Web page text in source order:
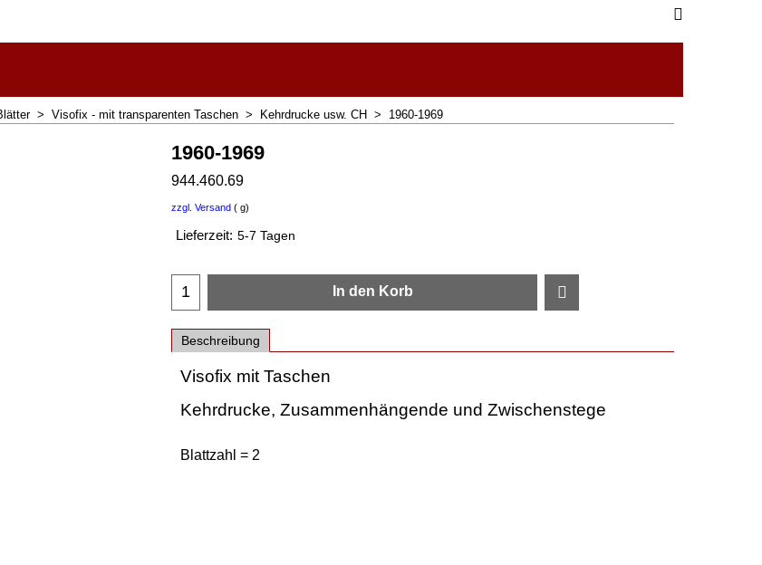
> Visofix - mit transparenten Taschen > Kehrdrucke usw. CH > 1960-1969
1960-1969
944.460.69
zzgl. Versand g
Lieferzeit: 5-7 Tagen
In den Korb
Beschreibung
Visofix mit Taschen
Kehrdrucke, Zusammenhängende und Zwischenstege
Blattzahl = 2